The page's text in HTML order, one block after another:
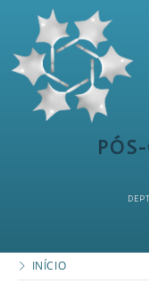
INÍCIO